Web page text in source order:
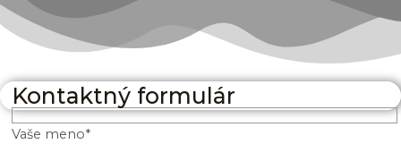
Kontaktný formulár
Vaše meno*